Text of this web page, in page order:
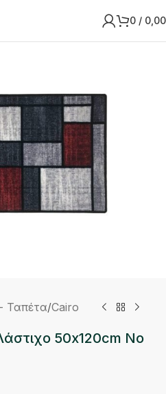
0 / 0,00
Ταπέτα/Cairo
50x120cm No